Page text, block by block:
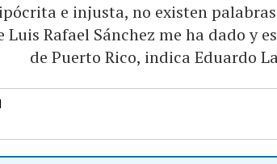
e injusta, no existen
Rafael Sánchez me ha dado y
de Puerto Rico, indica Eduardo